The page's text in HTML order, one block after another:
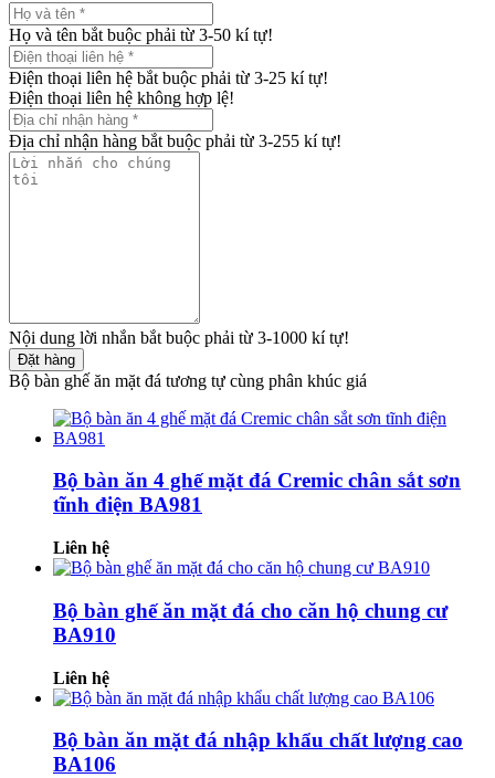
Họ và tên bắt buộc phải từ 3-50 kí tự!
Điện thoại liên hệ bắt buộc phải từ 3-25 kí tự!
Điện thoại liên hệ không hợp lệ!
Địa chỉ nhận hàng bắt buộc phải từ 3-255 kí tự!
Nội dung lời nhắn bắt buộc phải từ 3-1000 kí tự!
Đặt hàng
Bộ bàn ghế ăn mặt đá tương tự cùng phân khúc giá
Bộ bàn ăn 4 ghế mặt đá Cremic chân sắt sơn
tĩnh điện BA981
Liên hệ
Bộ bàn ghế ăn mặt đá cho căn hộ chung cư
BA910
Liên hệ
Bộ bàn ăn mặt đá nhập khẩu chất lượng cao
BA106